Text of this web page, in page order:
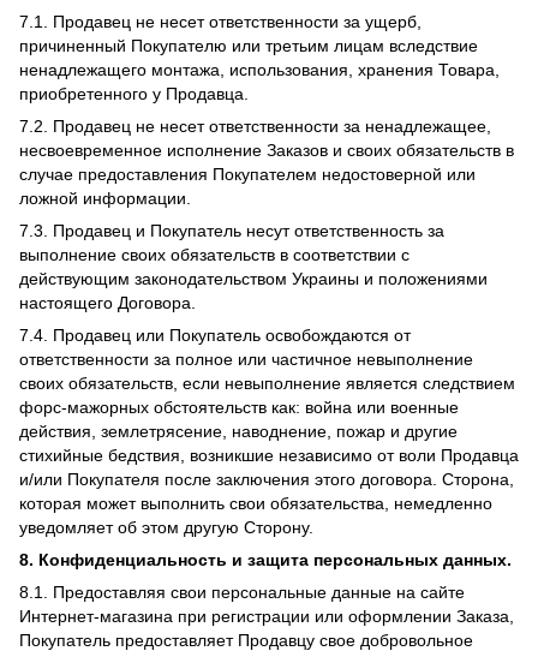
7.1. Продавец не несет ответственности за ущерб,
причиненный Покупателю или третьим лицам вследствие
ненадлежащего монтажа, использования, хранения Товара,
приобретенного у Продавца.
7.2. Продавец не несет ответственности за ненадлежащее,
несвоевременное исполнение Заказов и своих обязательств в
случае предоставления Покупателем недостоверной или
ложной информации.
7.3. Продавец и Покупатель несут ответственность за
выполнение своих обязательств в соответствии с
действующим законодательством Украины и положениями
настоящего Договора.
7.4. Продавец или Покупатель освобождаются от
ответственности за полное или частичное невыполнение
своих обязательств, если невыполнение является следствием
форс-мажорных обстоятельств как: война или военные
действия, землетрясение, наводнение, пожар и другие
стихийные бедствия, возникшие независимо от воли Продавца
и/или Покупателя после заключения этого договора. Сторона,
которая может выполнить свои обязательства, немедленно
уведомляет об этом другую Сторону.
8. Конфиденциальность и защита персональных данных.
8.1. Предоставляя свои персональные данные на сайте
Интернет-магазина при регистрации или оформлении Заказа,
Покупатель предоставляет Продавцу свое добровольное